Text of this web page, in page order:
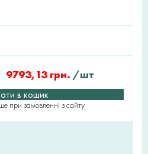
9793,13 грн. /шт
в кошик
при замовленні з сайту